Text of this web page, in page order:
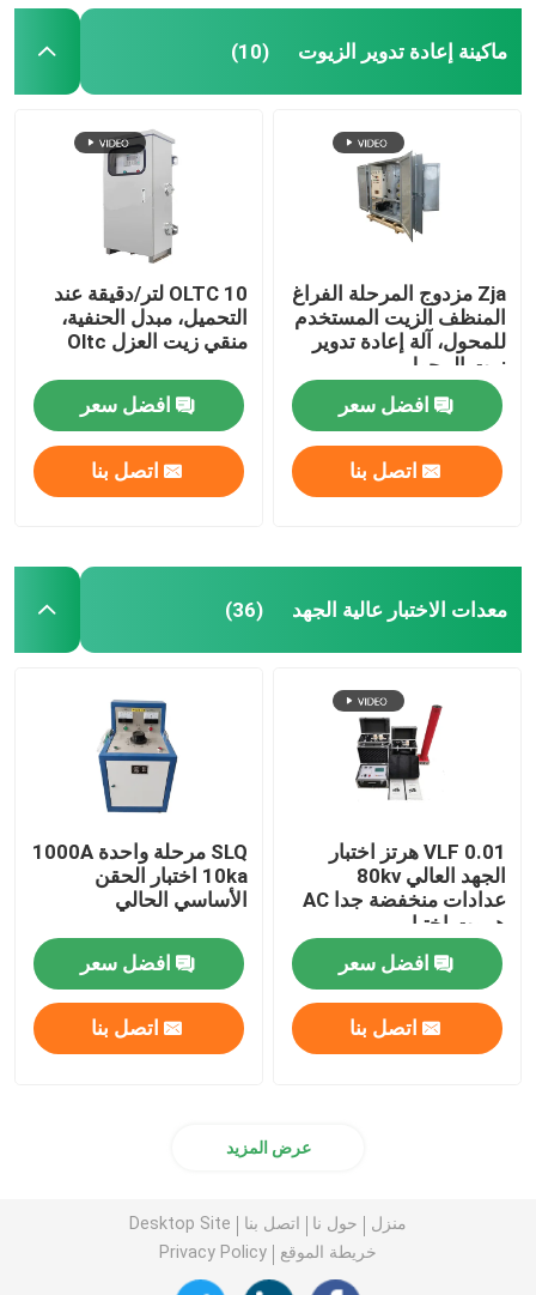
ماكينة إعادة تدوير الزيوت (10)
Zja مزدوج المرحلة الفراغ
المنظف الزيت المستخدم
للمحول، آلة إعادة تدوير
زيت المحول
افضل سعر
اتصل بنا
OLTC 10 لتر/دقيقة عند
التحميل، مبدل الحنفية،
منقي زيت العزل Oltc
افضل سعر
اتصل بنا
معدات الاختبار عالية الجهد (36)
VLF 0.01 هرتز اختبار
الجهد العالي 80kv
عدادات منخفضة جدا AC
هيبوت اختبار
افضل سعر
اتصل بنا
SLQ مرحلة واحدة 1000A
10ka اختبار الحقن
الأساسي الحالي
افضل سعر
اتصل بنا
عرض المزيد
منزل حول نا اتصل بنا
Desktop Site
خريطة الموقع
Privacy Policy